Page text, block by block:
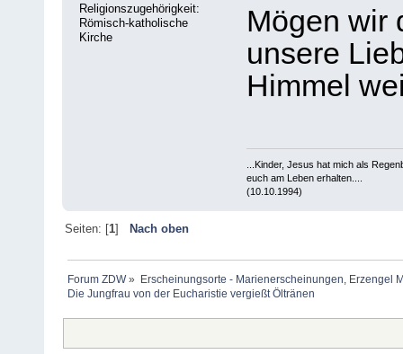
Religionszugehörigkeit:
Römisch-katholische
Kirche
Mögen wir
unsere
Himmel
...Kinder, Jesus hat mich als
euch am Leben erhalten....
(10.10.1994)
Seiten: [1] Nach oben
Forum ZDW» Erscheinungsorte - Marienerscheinungen, Erzengel
Die Jungfrau von der Eucharistie vergießt Öltränen